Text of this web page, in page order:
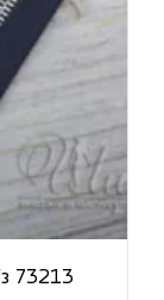
73213